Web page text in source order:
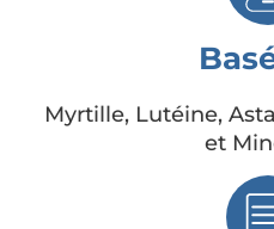
Myrtille, Lutéine,
et